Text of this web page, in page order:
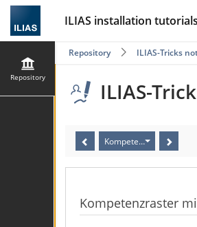
ILIAS installation tutorials
Repository
Repository ILIAS-Tricks
ILIAS-
Kompetenzraster mit
Kompetenzraster